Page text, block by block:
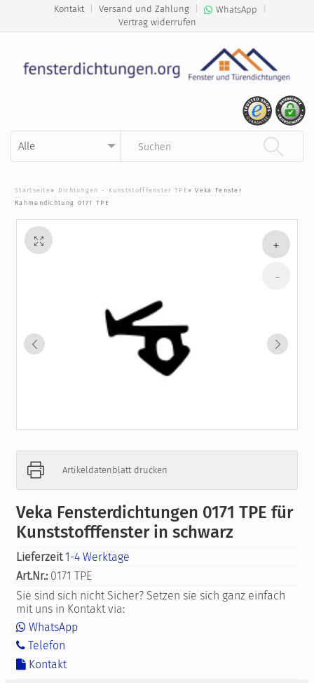
Kontakt Versand und Zahlung WhatsApp
Vertrag widerrufen
Startseite» Dichtungen - Kunststofffenster TPE»Veka Fenster
Rahmendichtung 0171 TPE
Artikeldatenblatt drucken
Veka Fensterdichtungen 0171 TPE für
Kunststofffenster in schwarz
Lieferzeit 1-4 Werktage
Art.Nr.: 0171 TPE
Sie sind sich nicht Sicher? Setzen sie sich ganz einfach
mit uns in Kontakt via:
WhatsApp
Telefon
Kontakt